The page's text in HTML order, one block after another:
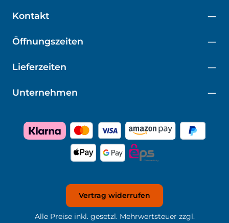
Kontakt
Öffnungszeiten
Unternehmen
Lieferzeiten
Vertrag widerrufen
Alle Preise inkl. gesetzl. Mehrwertsteuer zzgl.